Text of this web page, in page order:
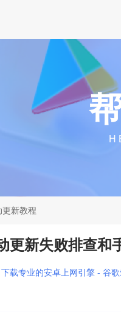
H
新教程
更新失败排查和
下载专业的安卓上网引擎 - 谷